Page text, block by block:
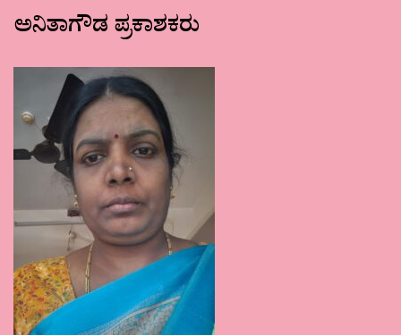
ಅನಿತಾಗೌಡ ಪ್ರಕಾಶಕರು